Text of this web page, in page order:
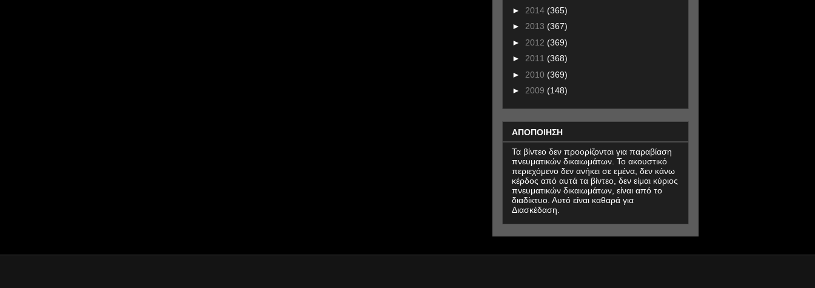
► 2014 (365)
► 2013 (367)
► 2012 (369)
► 2011 (368)
► 2010 (369)
► 2009 (148)
ΑΠΟΠΟΙΗΣΗ
Τα βίντεο δεν προορίζονται για παραβίαση
πνευματικών δικαιωμάτων. Το ακουστικό
περιεχόμενο δεν ανήκει σε εμένα, δεν κάνω
κέρδος από αυτά τα βίντεο, δεν είμαι κύριος
πνευματικών δικαιωμάτων, είναι από το
διαδίκτυο. Αυτό είναι καθαρά για
Διασκέδαση.